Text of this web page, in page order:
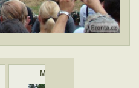
Merkava 1